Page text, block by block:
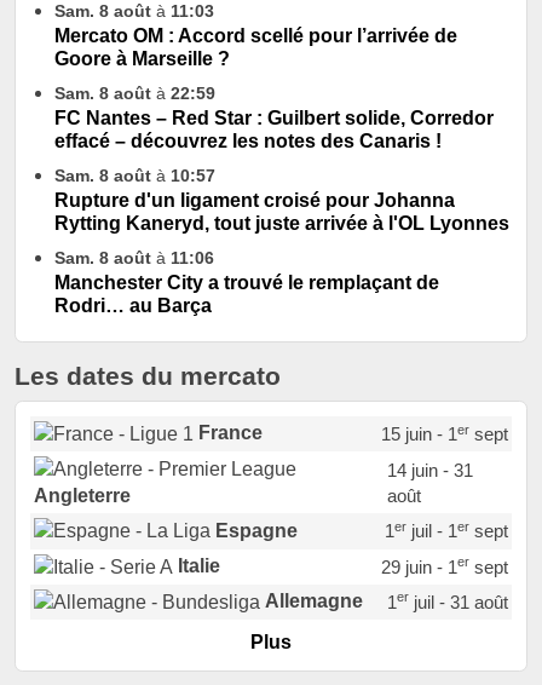
Sam. 8 août à 11:03
Mercato OM : Accord scellé pour l’arrivée de
Goore à Marseille ?
Sam. 8 août à 22:59
FC Nantes – Red Star : Guilbert solide, Corredor
effacé – découvrez les notes des Canaris !
Sam. 8 août à 10:57
Rupture d'un ligament croisé pour Johanna
Rytting Kaneryd, tout juste arrivée à l'OL Lyonnes
Sam. 8 août à 11:06
Manchester City a trouvé le remplaçant de
Rodri… au Barça
Les dates du mercato
France 15 juin - 1ersept
Angleterre
14 juin - 31
août
Espagne
1erjuil - 1ersept
Italie
29 juin - 1ersept
Allemagne
1erjuil - 31 août
Portugal
Pays-Bas
22 juin - 2 sept
Plus